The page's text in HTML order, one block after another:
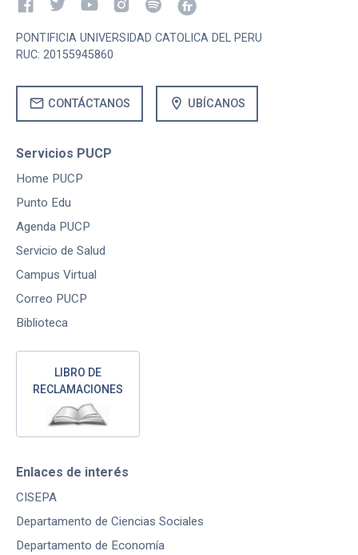
PONTIFICIA UNIVERSIDAD CATOLICA DEL PERU
RUC: 20155945860
mail CONTÁCTANOS location_on UBÍCANOS
Servicios PUCP
Home PUCP
Punto Edu
Agenda PUCP
Servicio de Salud
Campus Virtual
Correo PUCP
Biblioteca
LIBRO DE
RECLAMACIONES
Enlaces de interés
CISEPA
Departamento de Ciencias Sociales
Departamento de Economía